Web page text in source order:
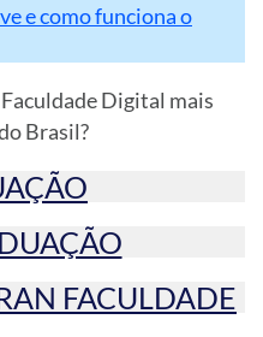
e como funciona o
Digital mais
Brasil?
FACULDADE